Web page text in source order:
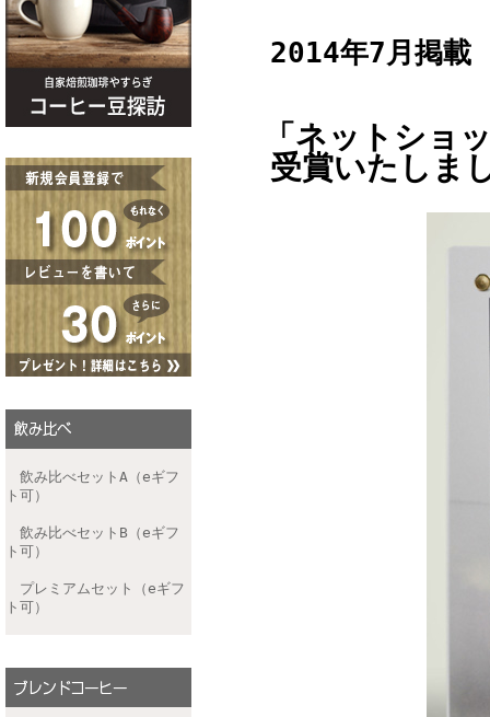
飲み比べセットA（eギフ
ト可）
飲み比べセットB（eギフ
ト可）
プレミアムセット（eギフ
ト可）
2014年7月掲載
「ネットショ
受賞いたしま